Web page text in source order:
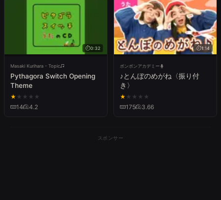
0:32
Masaki Kurihara - Topic
Pythagora Switch Opening
Theme
★ ★ ★ ★ ★
14 4.2
1:14
ボンボンアカデミー
♪とんぼのめがね〈振り付
き〉
★ ★ ★ ★ ★
175 3.66
スポンサー